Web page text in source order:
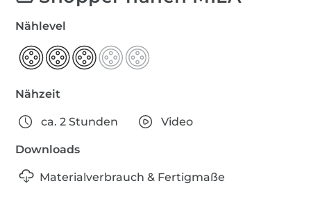
Nählevel
Nähzeit
ca. 2 Stunden Video
Downloads
Materialverbrauch & Fertigmaße